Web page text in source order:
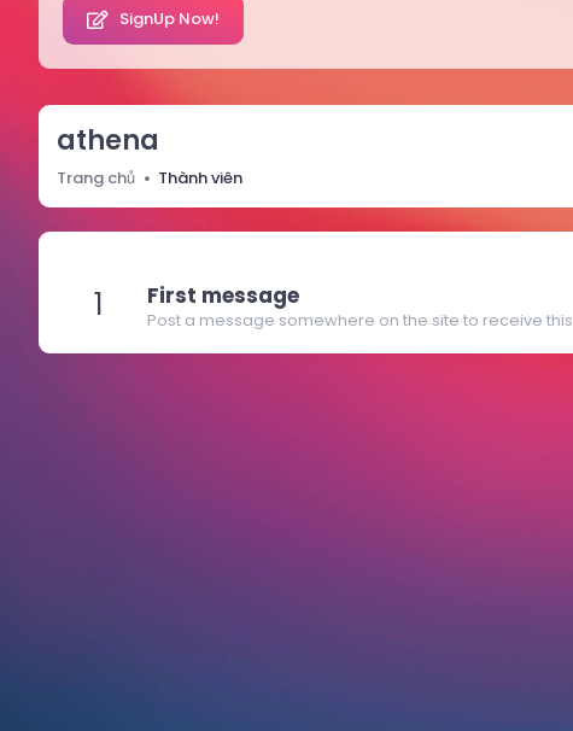
SignUp Now!
athena
Trang chủ Thành viên
1 First message
Post a message somewhere on the site to receive